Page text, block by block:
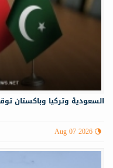
السعودية وتركيا وباكستان
Aug 07 2026